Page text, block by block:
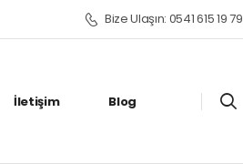
Bize Ulaşın: 0541 615 19 79
İletişim Blog